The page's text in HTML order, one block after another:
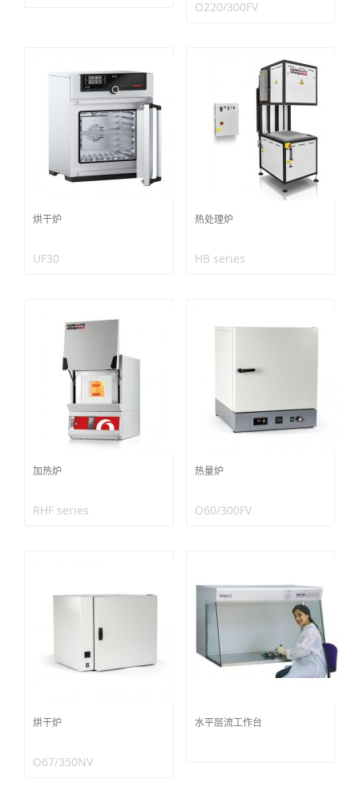
O220/300FV
烘干炉
UF30
热处理炉
HB series
加热炉
RHF series
热量炉
O60/300FV
烘干炉
O67/350NV
水平层流工作台